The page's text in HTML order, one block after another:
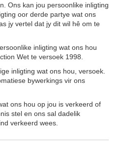
Ons kan jou persoonlike inligting
oor derde partye wat ons
jy vertel dat jy dit wil hê om te
inligting wat ons hou
Wet te versoek 1998.
inligting wat ons hou, versoek.
bywerkings vir ons
ons hou op jou is verkeerd of
stel en ons sal dadelik
verkeerd wees.